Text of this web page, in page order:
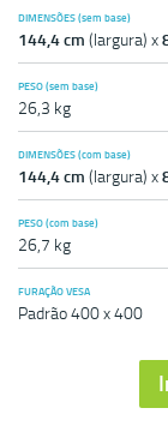
DIMENSÕES (sem base)
144,4 cm (largura) x
PESO (sem base)
26,3 kg
DIMENSÕES (com base)
144,4 cm (largura) x
PESO (com base)
26,7 kg
FURAÇÃO VESA
Padrão 400 x 400